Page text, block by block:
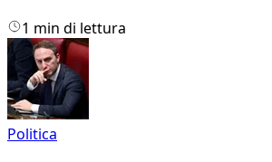
1 min di lettura
Politica